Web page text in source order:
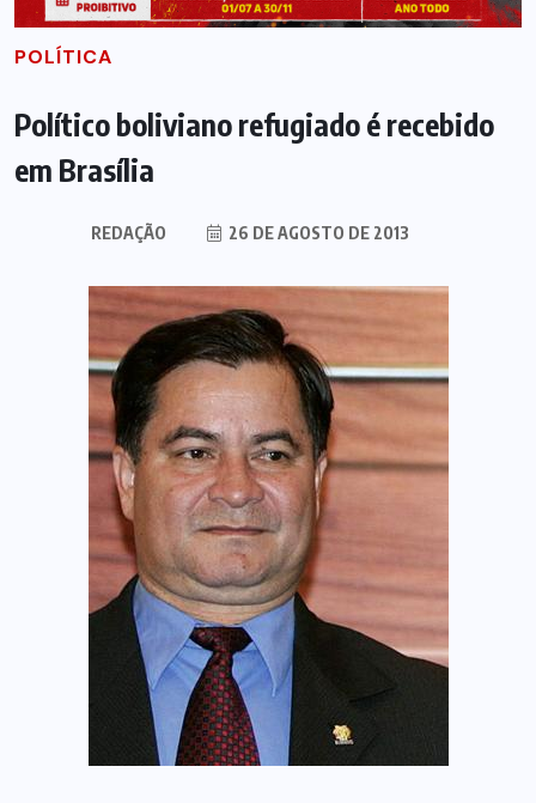
POLÍTICA
Político boliviano refugiado é recebido
em Brasília
REDAÇÃO 26 DE AGOSTO DE 2013